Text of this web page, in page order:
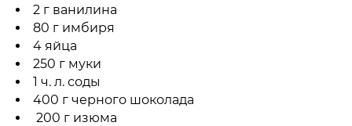
2 г ванилина
80 г имбиря
4 яйца
250 г муки
1 ч. л. соды
400 г черного шоколада
200 г изюма